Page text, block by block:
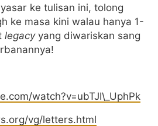
ke tulisan ini, tolong
ke masa kini walau hanya 1-
legacyyang diwariskan sang
watch?v=ubTJI\_UphPk
vg/letters.html